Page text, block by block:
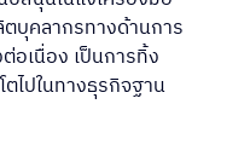
บุคลากรทางด้านการ
อเนื่อง เป็นการทิ้ง
ตไปในทางธุรกิจฐาน